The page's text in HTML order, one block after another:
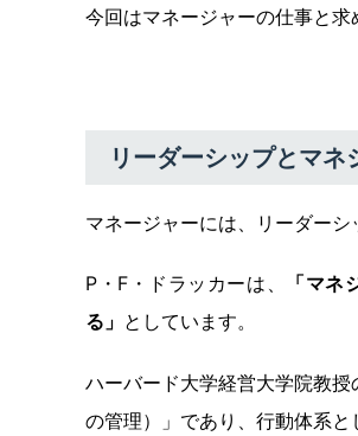
今回はマネージャーの仕事と求
リーダーシップとマネ
マネージャーには、リーダーシ
P・F・ドラッカーは、
「マ
る」 としています。
ハーバード大学経営大学院教
の管理）」であり、行動体系